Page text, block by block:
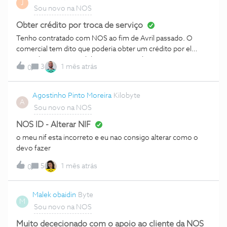
não consegui identificar qual.Liguei para
valor indicado no contrato! Além disso, colocaram-me o
serviço apenas há 1 semana, não percebo porque é que
tenho de liquidar a fatura agora…Aguardo que me liguem e
me esclareçam!
J
Sou novo na NOS
Obter crédito por troca de serviço
Tenho contratado com NOS ao fim de Avril passado. O
comercial tem dito que poderia obter um crédito por el
custo do serviço paralelo com o operador antigo e por o
custo da penalidade por cancelamento. Agora ja tenho as
duas faturas do meu operador antigo. Como posso obter o
crédito NOS?
0 3 1 mês atrás
A
Agostinho Pinto Moreira Kilobyte
Sou novo na NOS
NOS ID - Alterar NIF
o meu nif esta incorreto e eu nao consigo alterar como o
devo fazer
0 5 1 mês atrás
M
Malek obaidin Byte
Sou novo na NOS
Muito dececionado com o apoio ao cliente da NOS